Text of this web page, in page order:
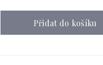
Přidat do košíku